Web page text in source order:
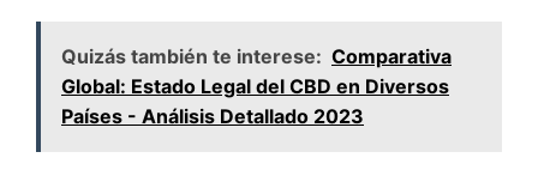
Quizás también te interese: Comparativa
Global: Estado Legal del CBD en Diversos
Países - Análisis Detallado 2023